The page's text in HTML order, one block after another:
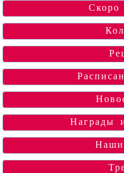
Скоро
Награды
Наши